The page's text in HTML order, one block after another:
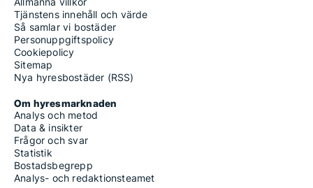
Tjänstens innehåll och värde
Så samlar vi bostäder
Personuppgiftspolicy
Cookiepolicy
Sitemap
Nya hyresbostäder (RSS)
Om hyresmarknaden
Analys och metod
Data & insikter
Frågor och svar
Statistik
Bostadsbegrepp
Analys- och redaktionsteamet